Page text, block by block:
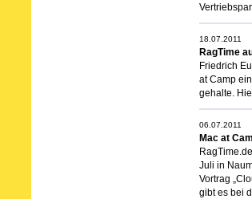
18.07.2011
RagTime
Friedrich
at Camp
gehalte.
06.07.2011
Mac at
Juli in
Vortrag
gibt es bei